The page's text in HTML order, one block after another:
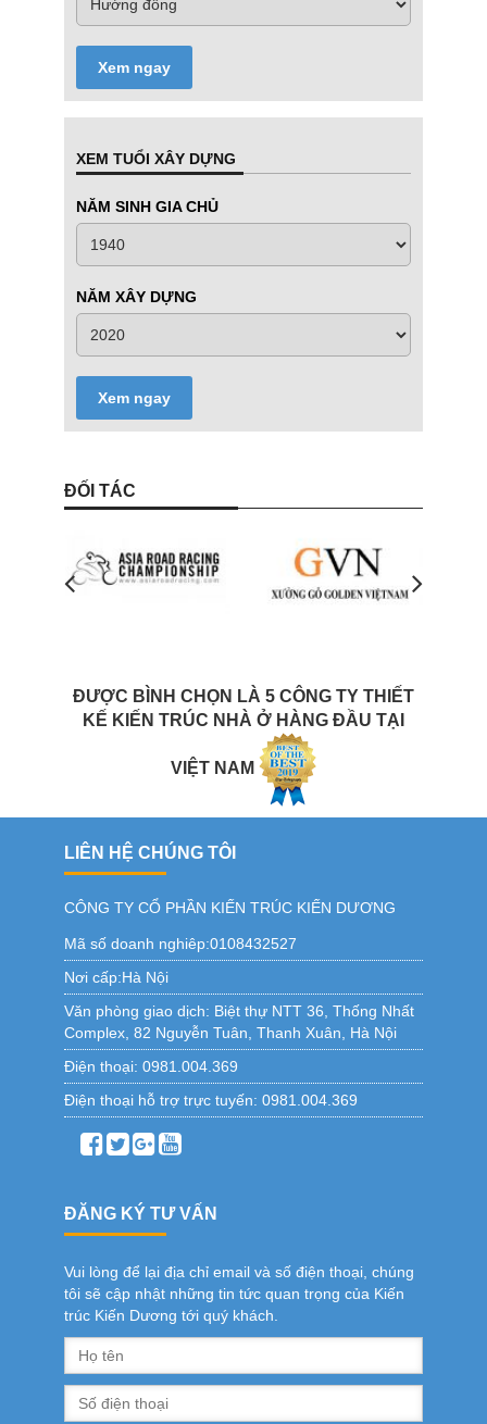
Xem ngay
XEM TUỔI XÂY DỰNG
NĂM SINH GIA CHỦ
NĂM XÂY DỰNG
Xem ngay
ĐỐI TÁC
ĐƯỢC BÌNH CHỌN LÀ 5 CÔNG TY THIẾT
KẾ KIẾN TRÚC NHÀ Ở HÀNG ĐẦU TẠI
VIỆT NAM
LIÊN HỆ CHÚNG TÔI
CÔNG TY CỔ PHẦN KIẾN TRÚC KIẾN DƯƠNG
Mã số doanh nghiêp:0108432527
Nơi cấp:Hà Nội
Văn phòng giao dịch: Biệt thự NTT 36, Thống Nhất
Complex, 82 Nguyễn Tuân, Thanh Xuân, Hà Nội
Điện thoại: 0981.004.369
Điện thoại hỗ trợ trực tuyến: 0981.004.369
ĐĂNG KÝ TƯ VẤN
Vui lòng để lại địa chỉ email và số điện thoại, chúng
tôi sẽ cập nhật những tin tức quan trọng của Kiến
trúc Kiến Dương tới quý khách.